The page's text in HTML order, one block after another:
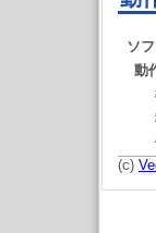
ソ
動
(c)